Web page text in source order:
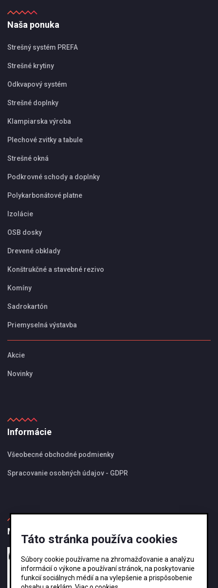
Naša ponuka
Strešný systém PREFA
Strešné krytiny
Odkvapový systém
Strešné doplnky
Klampiarska výroba
Plechové zvitky a tabule
Strešné okná
Podkrovné schody a doplnky
Polykarbonátové platne
Izolácie
OSB dosky
Drevené obklady
Konštrukčné a stavebné rezivo
Komíny
Sadrokartón
Priemyselná výstavba
Akcie
Novinky
Informácie
Všeobecné obchodné podmienky
Spracovanie osobných údajov - GDPR
MBS Magazín
Ako si vybrať správnu veľkosť odkvapového
systému KJG ?
Táto stránka používa cookies
Súbory cookie používame na zhromažďovanie a analýzu
informácií o výkone a používaní stránok, na poskytovanie
funkcií sociálnych médií a na vylepšenie a prispôsobenie